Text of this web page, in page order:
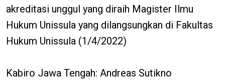
akreditasi unggul yang diraih Magister Ilmu
Hukum Unissula yang dilangsungkan di Fakultas
Hukum Unissula (1/4/2022)
Kabiro Jawa Tengah: Andreas Sutikno